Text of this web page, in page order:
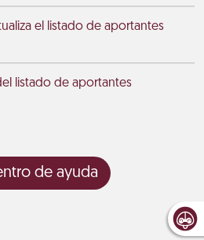
el listado de aportantes
listado de aportantes
de ayuda